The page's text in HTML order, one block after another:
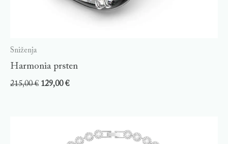
Sniženja
Harmonia prsten
215,00€ 129,00€